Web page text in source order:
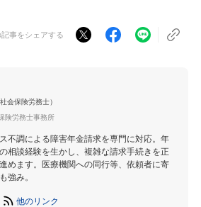
事をシェアする
社会保険労務士）
険労務士事務所
不調による障害年金請求を専門に対応。年
相談経験を生かし、複雑な請求手続きを正
めます。医療機関への同行等、依頼者に寄
強み。
他のリンク